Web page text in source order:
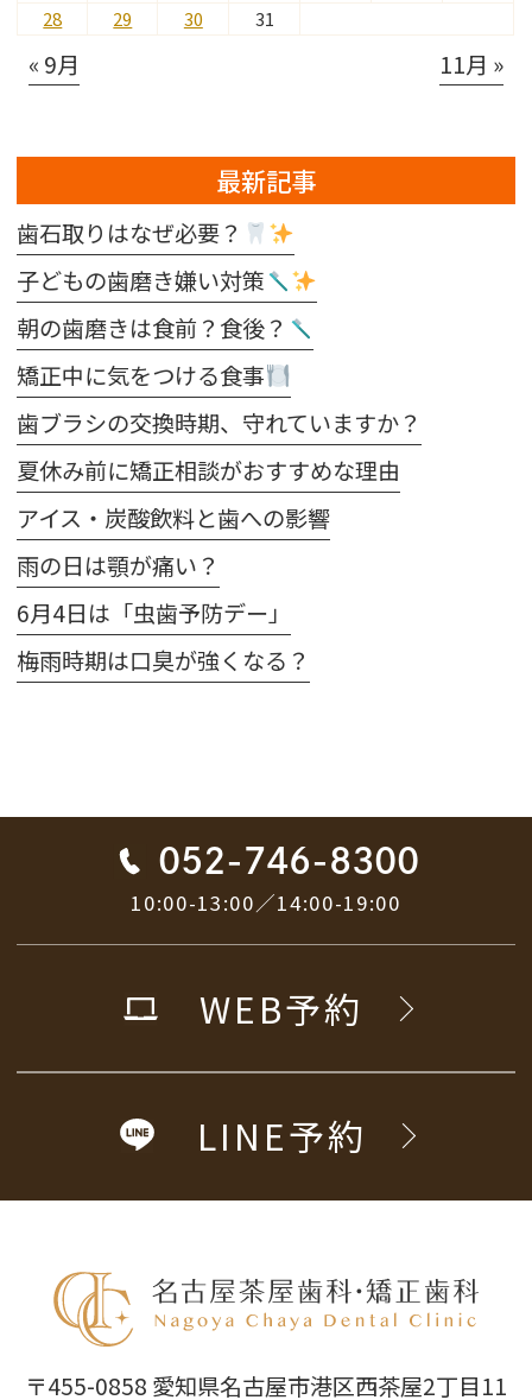
28
29 30 31
« 9月 11月 »
最新記事
歯石取りはなぜ必要？
子どもの歯磨き嫌い対策
朝の歯磨きは食前？食後？
矯正中に気をつける食事
歯ブラシの交換時期、守れていますか？
夏休み前に矯正相談がおすすめな理由
アイス・炭酸飲料と歯への影響
雨の日は顎が痛い？
6月4日は「虫歯予防デー」
梅雨時期は口臭が強くなる？
052-746-8300
10:00-13:00／14:00-19:00
WEB予約
LINE予約
〒455-0858 愛知県名古屋市港区西茶屋2丁目11